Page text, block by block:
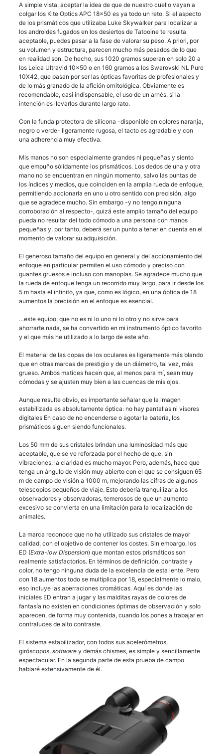
A simple vista, aceptar la idea de que de nuestro cuello vayan a
colgar los Kite Optics APC 18×50 es ya todo un reto. Si el aspecto
de los prismáticos que utilizaba Luke Skywalker para localizar a
los androides fugados en los desiertos de Tatooine te resulta
aceptable, puedes pasar a la fase de valorar su peso. A priori, por
su volumen y estructura, parecen mucho más pesados de lo que
en realidad son. De hecho, sus 1020 gramos superan en solo 20 a
los Leica Ultravid 10×50 o en 160 gramos a los Swarovski NL Pure
10X42, que pasan por ser las ópticas favoritas de profesionales y
de lo más granado de la afición ornitológica. Obviamente es
recomendable, casi indispensable, el uso de un arnés, si la
intención es llevarlos durante largo rato.
Con la funda protectora de silicona -disponible en colores naranja,
negro o verde- ligeramente rugosa, el tacto es agradable y con
una adherencia muy efectiva.
Mis manos no son especialmente grandes ni pequeñas y siento
que empuño sólidamente los prismáticos. Los dedos de una y otra
mano no se encuentran en ningún momento, salvo las puntas de
los índices y medios, que coinciden en la amplia rueda de enfoque,
permitiendo accionarla en uno u otro sentido con precisión, algo
que se agradece mucho. Sin embargo -y no tengo ninguna
corroboración al respecto-, quizá este amplio tamaño del equipo
pueda no resultar del todo cómodo a una persona con manos
pequeñas y, por tanto, deberá ser un punto a tener en cuenta en el
momento de valorar su adquisición.
El generoso tamaño del equipo en general y del accionamiento del
enfoque en particular permiten el uso cómodo y preciso con
guantes gruesos e incluso con manoplas. Se agradece mucho que
la rueda de enfoque tenga un recorrido muy largo, para ir desde los
5 m hasta el infinito, ya que, como es lógico, en una óptica de 18
aumentos la precisión en el enfoque es esencial.
…este equipo, que no es ni lo uno ni lo otro y no sirve para
ahorrarte nada, se ha convertido en mi instrumento óptico favorito
y el que más he utilizado a lo largo de este año.
El material de las copas de los oculares es ligeramente más blando
que en otras marcas de prestigio y de un diámetro, tal vez, más
grueso. Ambos matices hacen que, al menos para mí, sean muy
cómodas y se ajusten muy bien a las cuencas de mis ojos.
Aunque resulte obvio, es importante señalar que la imagen
estabilizada es absolutamente óptica: no hay pantallas ni visores
digitales En caso de no encenderse o agotar la batería, los
prismáticos siguen siendo funcionales.
Los 50 mm de sus cristales brindan una luminosidad más que
aceptable, que se ve reforzada por el hecho de que, sin
vibraciones, la claridad es mucho mayor. Pero, además, hace que
tenga un ángulo de visión muy abierto con el que se consiguen 65
m de campo de visión a 1000 m, mejorando las cifras de algunos
telescopios pequeños de viaje. Esto debería tranquilizar a los
observadores y observadoras, temerosos de que un aumento
excesivo se convierta en una limitación para la localización de
animales.
La marca reconoce que no ha utilizado sus cristales de mayor
calidad, con el objetivo de contener los costes. Sin embargo, los
ED (Extra-low Dispersion) que montan estos prismáticos son
realmente satisfactorios. En términos de definición, contraste y
color, no tengo ninguna duda de la excelencia de esta lente. Pero
con 18 aumentos todo se multiplica por 18, especialmente lo malo,
eso incluye las aberraciones cromáticas. Aquí es donde las
iniciales ED entran a jugar y las malditas rayas de colores de
fantasía no existen en condiciones óptimas de observación y solo
aparecen, de forma muy contenida, cuando los pones a trabajar en
contraluces de alto contraste.
El sistema estabilizador, con todos sus acelerómetros,
giróscopos, software y demás chismes, es simple y sencillamente
espectacular. En la segunda parte de esta prueba de campo
hablaré extensivamente de él.